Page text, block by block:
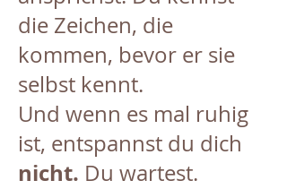
die Zeichen, die
kommen, bevor er sie
selbst kennt.
Und wenn es mal ruhig
ist, entspannst du dich
nicht. Du wartest.